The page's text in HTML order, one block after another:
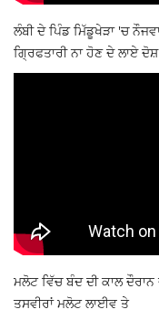
ਲੰਬੀ ਦੇ ਪਿੰਡ ਮਿੱਡੂਖੇੜਾ 'ਚ
ਗ੍ਰਿਫਤਾਰੀ ਨਾ ਹੋਣ ਦੇ ਲਾਏ ਦੋਸ਼
ਮਲੋਟ ਵਿੱਚ ਬੰਦ ਦੀ ਕਾਲ
ਤਸਵੀਰਾਂ ਮਲੋਟ ਲਾਈਵ ਤੇ